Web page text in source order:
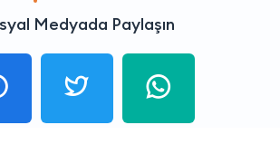
Medyada Paylaşın